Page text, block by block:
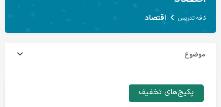
کافه تدریس اقتصاد
موضوع
پکیج‌های تخفیف